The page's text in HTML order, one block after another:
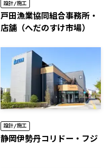
設計/施工
⼾⽥漁業協同組合事務所・
店舗（へだのすけ市場）
設計/施工
静岡伊勢丹コリドー・フジ